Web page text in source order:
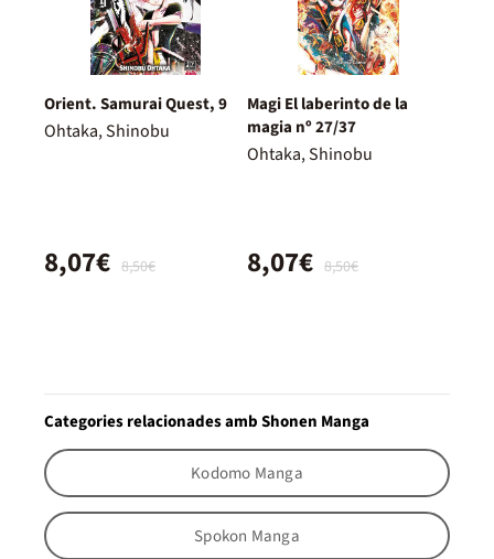
Orient. Samurai Quest, 9
Ohtaka, Shinobu
8,50€
8,07€
Magi El laberinto de la
magia nº 27/37
Ohtaka, Shinobu
8,50€
8,07€
Categories relacionades amb Shonen Manga
Kodomo Manga
Spokon Manga